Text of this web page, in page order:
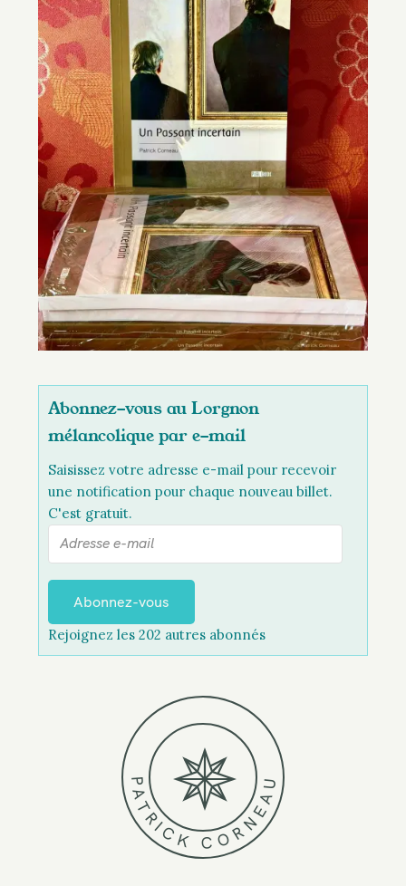
Abonnez-vous au Lorgnon
mélancolique par e-mail
Saisissez votre adresse e-mail pour recevoir
une notification pour chaque nouveau billet.
C'est gratuit.
r
s
s
Abonnez-vous
Rejoignez les 202 autres abonnés
P
A
T
R
ICK C ORN
E
A
U